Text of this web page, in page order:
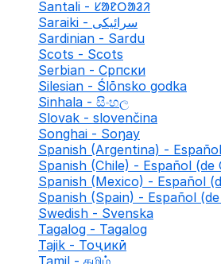
Santali - ᱥᱟᱱᱛᱟᱲᱤ
Saraiki - سرائیکی
Sardinian - Sardu
Scots - Scots
Serbian - Српски
Silesian - Ślōnsko godka
Sinhala - සිංහල
Slovak - slovenčina
Songhai - Soŋay
Spanish (Argentina) -
Spanish (Chile) - Español (de
Spanish (Mexico) - Español
Spanish (Spain) - Español
Swedish - Svenska
Tagalog - Tagalog
Tajik - Тоҷикӣ
Tamil - தமிழ்